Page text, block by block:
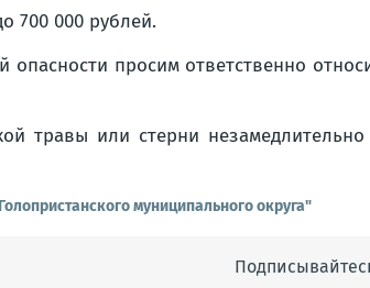
700 000 рублей.
просим ответственно
травы или стерни
муниципального округа"